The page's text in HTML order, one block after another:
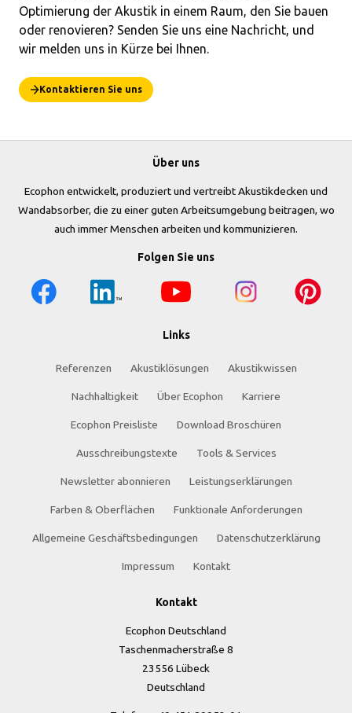
Optimierung der Akustik in einem Raum, den Sie bauen
oder renovieren? Senden Sie uns eine Nachricht, und
wir melden uns in Kürze bei Ihnen.
Kontaktieren Sie uns
Über uns
Ecophon entwickelt, produziert und vertreibt Akustikdecken und
Wandabsorber, die zu einer guten Arbeitsumgebung beitragen, wo
auch immer Menschen arbeiten und kommunizieren.
Folgen Sie uns
Links
Referenzen Akustiklösungen Akustikwissen
Nachhaltigkeit Über Ecophon Karriere
Ecophon Preisliste Download Broschüren
Ausschreibungstexte Tools & Services
Newsletter abonnieren Leistungserklärungen
Farben & Oberflächen Funktionale Anforderungen
Allgemeine Geschäftsbedingungen Datenschutzerklärung
Impressum Kontakt
Kontakt
Ecophon Deutschland
Taschenmacherstraße 8
23556 Lübeck
Deutschland